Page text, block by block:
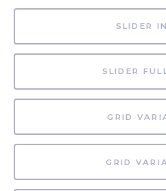
SLIDER
SLIDER
GRID
GRID